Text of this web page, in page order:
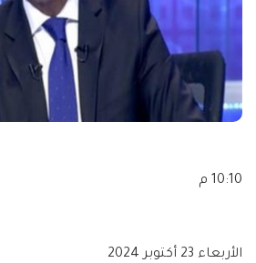
10:10 م
الأربعاء 23 أكتوبر 2024